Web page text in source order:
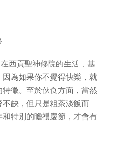
貢聖神修院的生活，基
為如果你不覺得快樂，就
徵。至於伙食方面，當然
缺，但只是粗茶淡飯而
特別的瞻禮慶節，才會有